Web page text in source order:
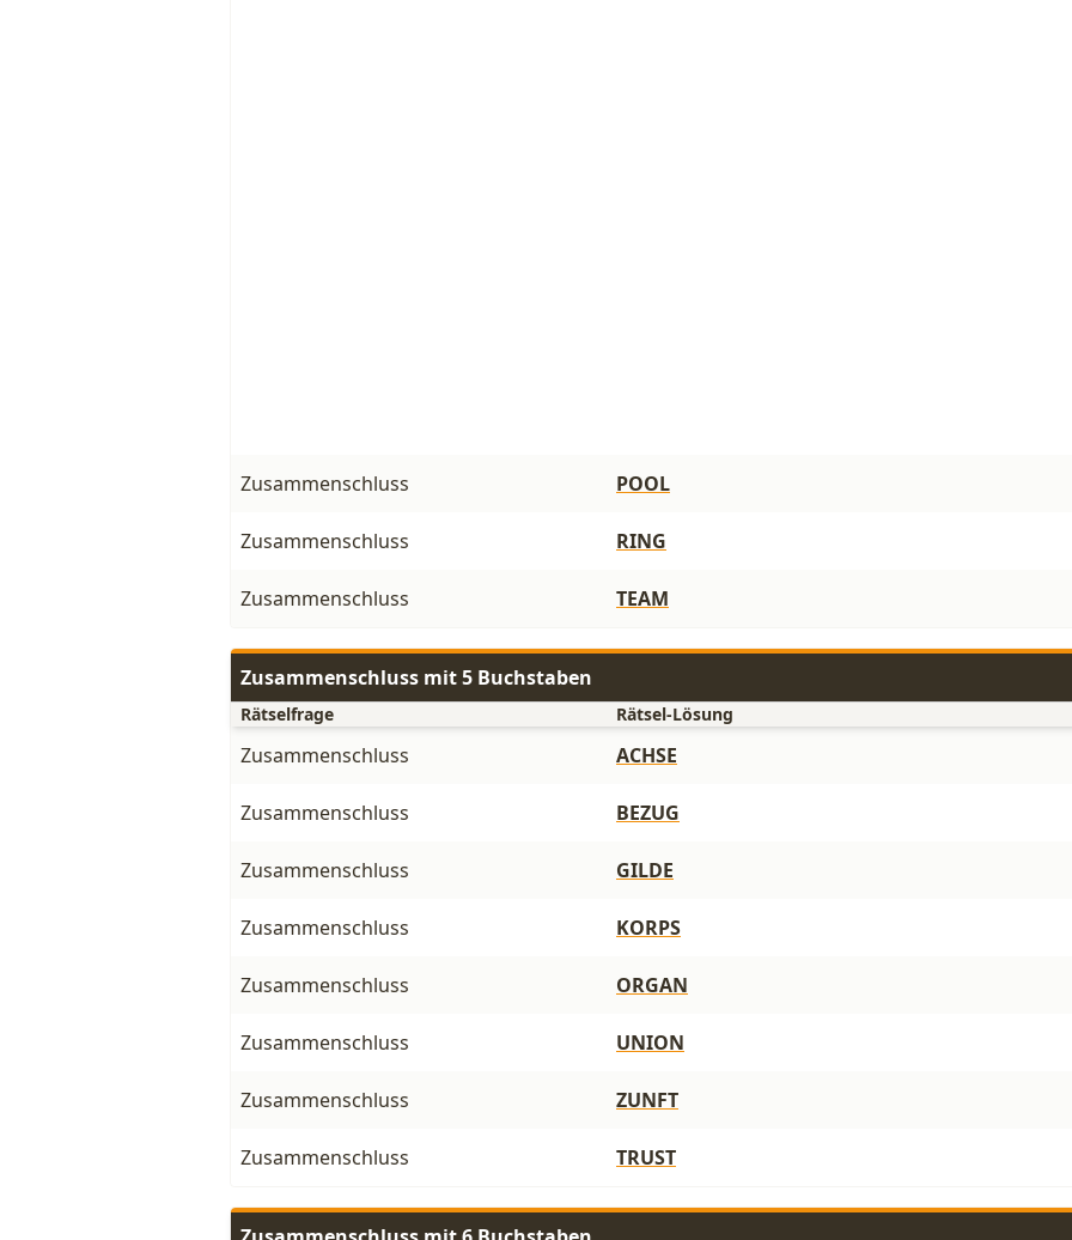
Zusammenschluss POOL
Zusammenschluss RING
Zusammenschluss TEAM
Zusammenschluss mit 5 Buchstaben
Rätselfrage Rätsel-Lösung
Zusammenschluss ACHSE
Zusammenschluss BEZUG
Zusammenschluss GILDE
Zusammenschluss KORPS
Zusammenschluss ORGAN
Zusammenschluss UNION
Zusammenschluss ZUNFT
Zusammenschluss TRUST